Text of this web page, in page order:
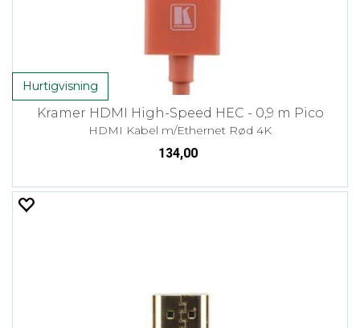
Hurtigvisning
Kramer HDMI High-Speed HEC - 0,9 m Pico
HDMI Kabel m/Ethernet Rød 4K
134,00